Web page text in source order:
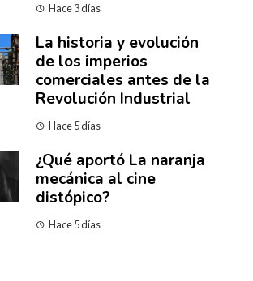
Hace 3 días
La historia y evolución
de los imperios
comerciales antes de la
Revolución Industrial
Hace 5 días
¿Qué aportó La naranja
mecánica al cine
distópico?
Hace 5 días